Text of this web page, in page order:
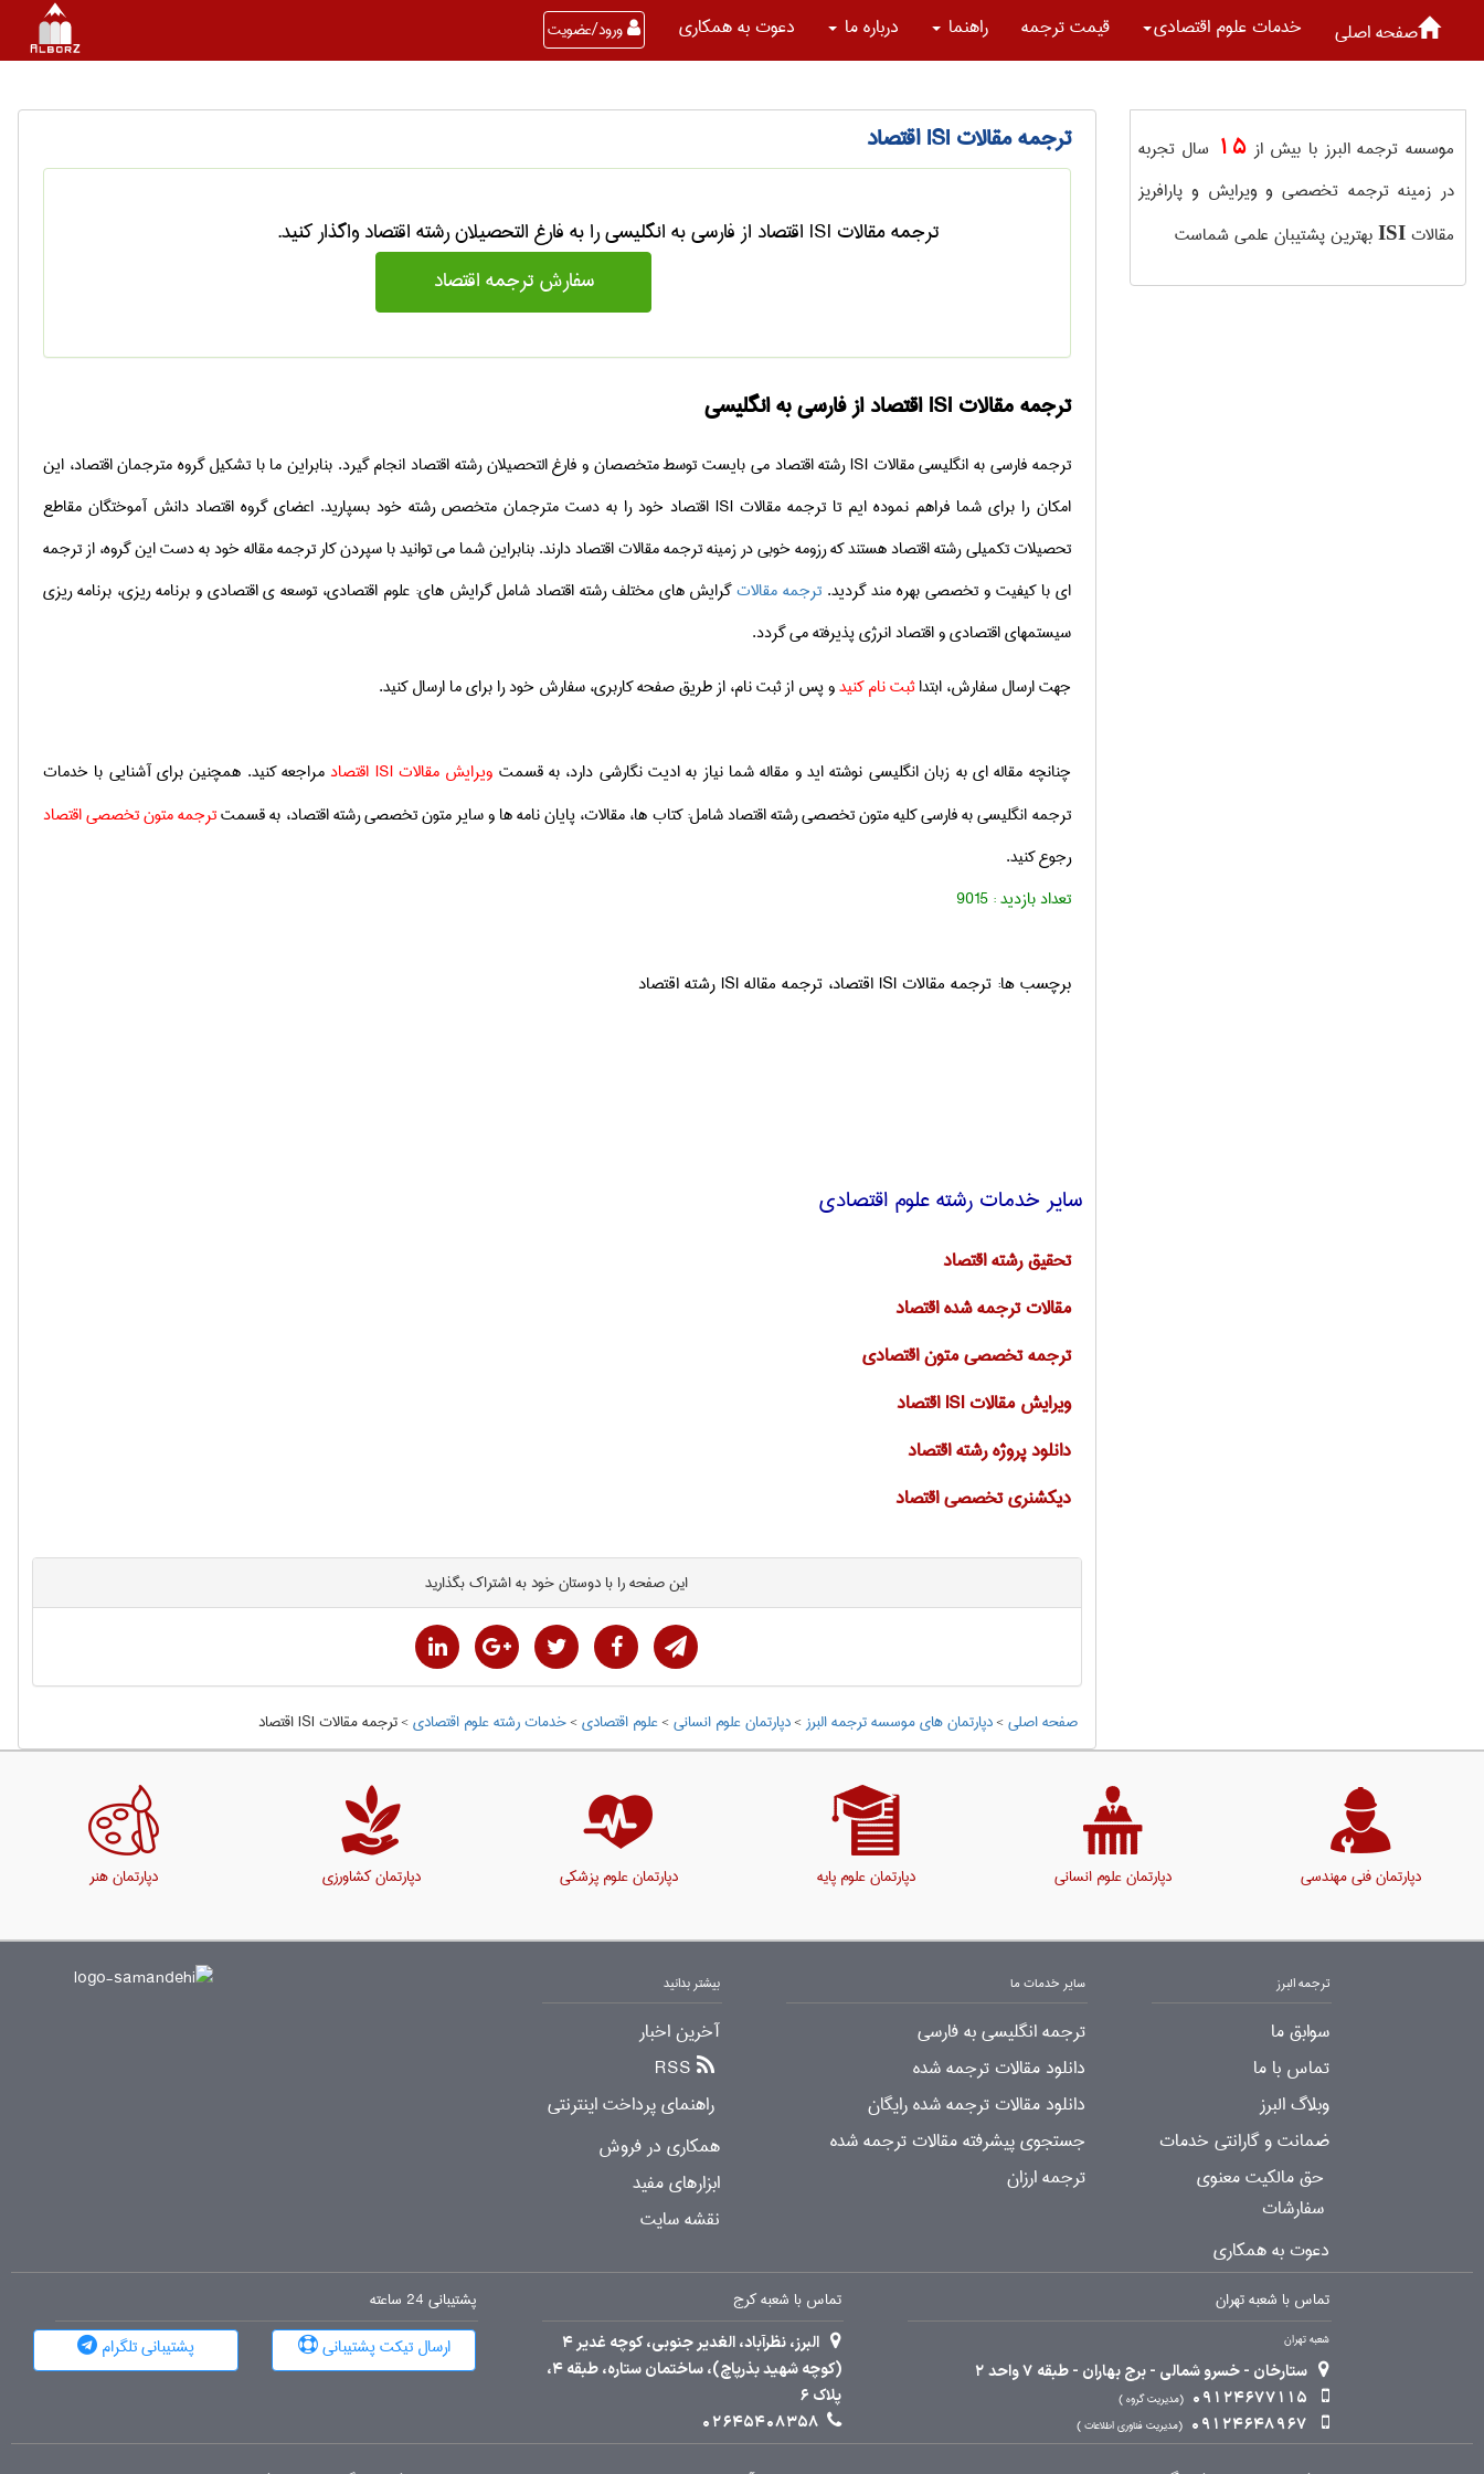
صفحه اصلی خدمات علوم اقتصادی قیمت ترجمه راهنما درباره ما دعوت به همکاری ورود/عضویت
ترجمه مقالات ISI اقتصاد
ترجمه مقالات ISI اقتصاد از فارسی به انگلیسی را به فارغ التحصیلان رشته اقتصاد واگذار کنید.
سفارش ترجمه اقتصاد
ترجمه مقالات ISI اقتصاد از فارسی به انگلیسی
ترجمه فارسی به انگلیسی مقالاتISIرشته اقتصاد می بایست توسط متخصصان و فارغ التحصیلان رشته اقتصاد انجام گیرد. بنابراین ما با تشکیل گروه مترجمان اقتصاد، این
امکان را برای شما فراهم نموده ایم تا ترجمه مقالات ISIاقتصاد خود را به دست مترجمان متخصص رشته خود بسپارید. اعضای گروه اقتصاد دانش آموختگان مقاطع
تحصیلات تکمیلی رشته اقتصاد هستند که رزومه خوبی در زمینه ترجمه مقالاتاقتصاد دارند. بنابراین شما می توانید با سپردن کار ترجمه مقالهخود به دست این گروه، از ترجمه
ای با کیفیت و تخصصی بهره مند گردید. ترجمه مقالاتگرایش های مختلف رشته اقتصاد شامل گرایش های: علوم اقتصادی، توسعه ی اقتصادی و برنامه ریزی، برنامه ریزی
سیستمهای اقتصادی و اقتصاد انرژیپذیرفته می گردد.
جهت ارسال سفارش، ابتداثبت نام کنیدو پس از ثبت نام، از طریق صفحه کاربری، سفارش خود را برای ما ارسال کنید.
چنانچه مقاله ای به زبان انگلیسی نوشته اید و مقاله شما نیاز به ادیت نگارشی دارد، به قسمت ویرایش مقالاتISI اقتصادمراجعه کنید. همچنین برای آشنایی با خدمات
ترجمه انگلیسی به فارسی کلیه متون تخصصی رشته اقتصاد شامل: کتاب ها، مقالات، پایان نامه ها و سایر متون تخصصی رشته اقتصاد، به قسمتترجمه متون تخصصی اقتصاد
رجوع کنید.
تعداد بازدید :9015
برچسب ها: ترجمه مقالات ISI اقتصاد، ترجمه مقاله ISI رشته اقتصاد
سایر خدمات رشته علوم اقتصادی
تحقیق رشته اقتصاد
مقالات ترجمه شده اقتصاد
ترجمه تخصصی متون اقتصادی
ویرایش مقالات ISI اقتصاد
دانلود پروژه رشته اقتصاد
دیکشنری تخصصی اقتصاد
این صفحه را با دوستان خود به اشتراک بگذارید
صفحه اصلی>دپارتمان های موسسه ترجمه البرز>دپارتمان علوم انسانی>علوم اقتصادی>خدمات رشته علوم اقتصادی>ترجمه مقالات ISI اقتصاد
موسسه ترجمه البرز با بیش از15 سال تجربه
در زمینه ترجمه تخصصی و ویرایش و پارافریز
مقالات ISI بهترین پشتیبان علمی شماست
دپارتمان فنی مهندسی دپارتمان علوم انسانی دپارتمان علوم پایه دپارتمان علوم پزشکی دپارتمان کشاورزی دپارتمان هنر
ترجمه البرز
سوابق ما
تماس با ما
وبلاگ البرز
ضمانت و گارانتی خدمات
حق مالکیت معنوی
سفارشات
دعوت به همکاری
سایر خدمات ما
ترجمه انگلیسی به فارسی
دانلود مقالات ترجمه شده
دانلود مقالات ترجمه شده رایگان
جستجوی پیشرفته مقالات ترجمه شده
ترجمه ارزان
بیشتر بدانید
آخرین اخبار
RSS
راهنمای پرداخت اینترنتی
همکاری در فروش
ابزارهای مفید
نقشه سایت
تماس با شعبه تهران
شعبه تهران
ستارخان - خسرو شمالی - برج بهاران - طبقه 7 واحد 2
09124677115
مدیریت گروه
09124648967 مدیریت فناوری اطلاعات
تماس با شعبه کرج
البرز، نظرآباد، الغدیر جنوبی، کوچه غدیر 4
(کوچه شهید بذرپاچ)، ساختمان ستاره، طبقه 4،
پلاک 6
02645408358
پشتیبانی 24 ساعته
ارسال تیکت پشتیبانی
پشتیبانی تلگرام